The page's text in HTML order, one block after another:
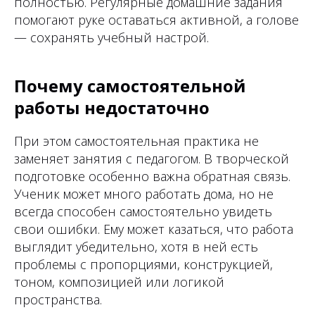
помогают руке оставаться активной, а голове
— сохранять учебный настрой.
Почему самостоятельной
работы недостаточно
При этом самостоятельная практика не
заменяет занятия с педагогом. В творческой
подготовке особенно важна обратная связь.
Ученик может много работать дома, но не
всегда способен самостоятельно увидеть
свои ошибки. Ему может казаться, что работа
выглядит убедительно, хотя в ней есть
проблемы с пропорциями, конструкцией,
тоном, композицией или логикой
пространства.